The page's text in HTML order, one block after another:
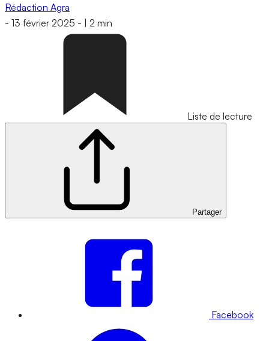
Rédaction Agra
- 13 février 2025 - 2 min
Liste de lecture
Partager
Facebook